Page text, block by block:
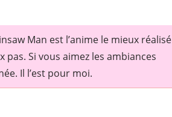
Man est l’anime le mieux réalisé
Si vous aimez les ambiances
Il l’est pour moi.